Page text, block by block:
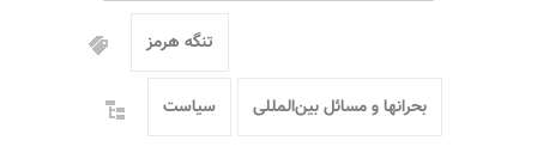
تنگه هرمز
بحرانها و مسائل بین‌المللی سیاست